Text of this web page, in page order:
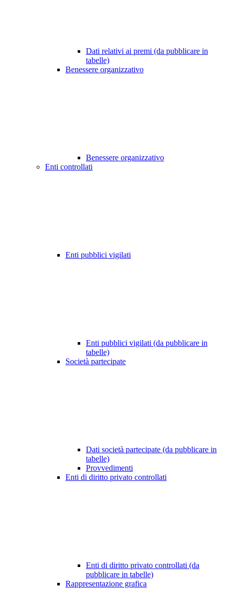
Dati relativi ai premi (da pubblicare in
tabelle)
Benessere organizzativo
Benessere organizzativo
Enti controllati
Enti pubblici vigilati
Enti pubblici vigilati (da pubblicare in
tabelle)
Società partecipate
Dati società partecipate (da pubblicare in
tabelle)
Provvedimenti
Enti di diritto privato controllati
Enti di diritto privato controllati (da
pubblicare in tabelle)
Rappresentazione grafica